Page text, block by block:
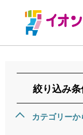
絞り込み
カテゴリー